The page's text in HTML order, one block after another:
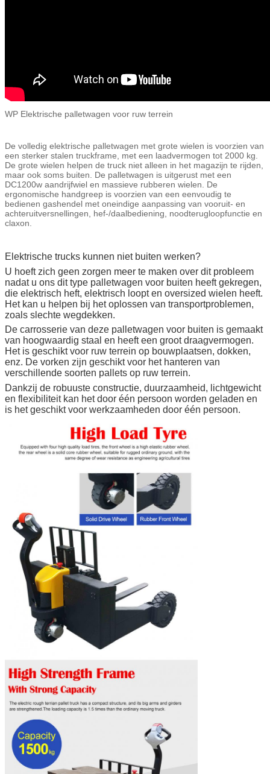
WP Elektrische palletwagen voor ruw terrein
De volledig elektrische palletwagen met grote wielen is voorzien van
een sterker stalen truckframe, met een laadvermogen tot 2000 kg.
De grote wielen helpen de truck niet alleen in het magazijn te rijden,
maar ook soms buiten. De palletwagen is uitgerust met een
DC1200w aandrijfwiel en massieve rubberen wielen. De
ergonomische handgreep is voorzien van een eenvoudig te
bedienen gashendel met oneindige aanpassing van vooruit- en
achteruitversnellingen, hef-/daalbediening, noodterugloopfunctie en
claxon.
Elektrische trucks kunnen niet buiten werken?
U hoeft zich geen zorgen meer te maken over dit probleem
nadat u ons dit type palletwagen voor buiten heeft gekregen,
die elektrisch heft, elektrisch loopt en oversized wielen heeft.
Het kan u helpen bij het oplossen van transportproblemen,
zoals slechte wegdekken.
De carrosserie van deze palletwagen voor buiten is gemaakt
van hoogwaardig staal en heeft een groot draagvermogen.
Het is geschikt voor ruw terrein op bouwplaatsen, dokken,
enz. De vorken zijn geschikt voor het hanteren van
verschillende soorten pallets op ruw terrein.
Dankzij de robuuste constructie, duurzaamheid, lichtgewicht
en flexibiliteit kan het door één persoon worden geladen en
is het geschikt voor werkzaamheden door één persoon.